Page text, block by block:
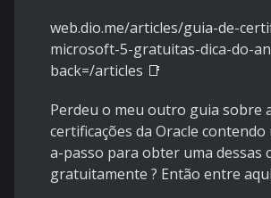
web.dio.me/articles/guia-de-
microsoft-5-gratuitas-dica-do-
back=/articles 📑
Perdeu o meu outro guia sobre
certificações da Oracle contendo
a-passo para obter uma dessas
gratuitamente ? Então entre